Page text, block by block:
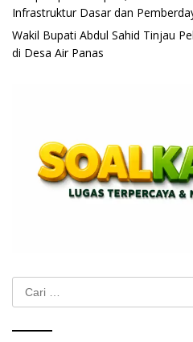
Infrastruktur Dasar dan
Wakil Bupati Abdul Sahid Tinjau
di Desa Air Panas